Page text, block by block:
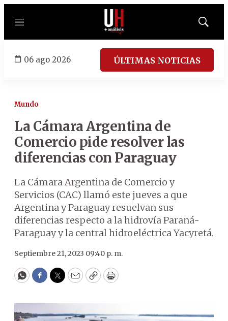
Menú
Mostrar
06 ago 2026 ÚLTIMAS NOTICIAS
Mundo
La Cámara Argentina de
Comercio pide resolver las
diferencias con Paraguay
La Cámara Argentina de Comercio y
Servicios (CAC) llamó este jueves a que
Argentina y Paraguay resuelvan sus
diferencias respecto a la hidrovía Paraná-
Paraguay y la central hidroeléctrica Yacyretá.
Septiembre 21, 2023 09:40 p. m.
WhatsApp
Facebook
Twitter
EmailCopyPrint